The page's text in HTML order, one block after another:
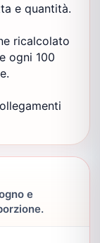
e quantità.
ricalcolato
ogni 100
e